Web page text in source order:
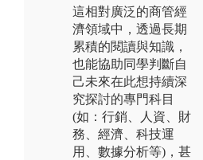
這相對廣泛的商管經
濟領域中，透過長期
累積的閱讀與知識，
也能協助同學判斷自
己未來在此想持續深
究探討的專門科目
(如：行銷、人資、財
務、經濟、科技運
用、數據分析等)，甚